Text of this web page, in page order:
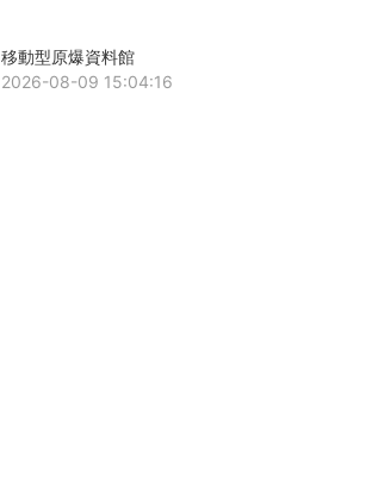
移動型原爆資料館
2026-08-09 15:04:16